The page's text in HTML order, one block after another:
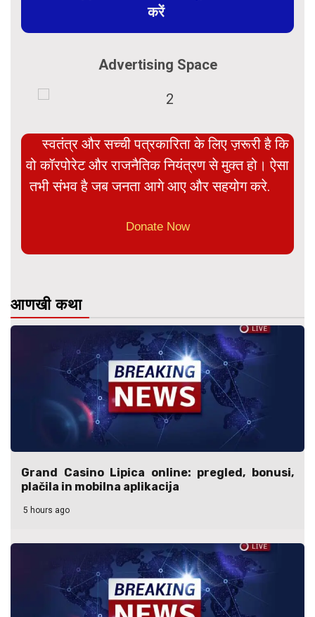
करें
Advertising Space
स्वतंत्र और सच्ची पत्रकारिता के लिए ज़रूरी है कि
वो कॉरपोरेट और राजनैतिक नियंत्रण से मुक्त हो। ऐसा
तभी संभव है जब जनता आगे आए और सहयोग करे.
Donate Now
आणखी कथा
Grand Casino Lipica online: pregled, bonusi,
plačila in mobilna aplikacija
5 hours ago